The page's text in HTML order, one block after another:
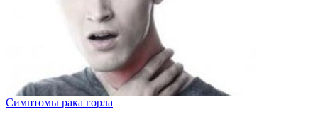
Симптомы рака горла